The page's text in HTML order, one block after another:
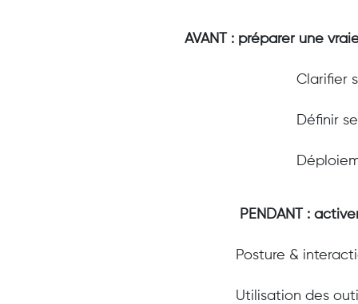
AVANT : préparer une
Clarifier
Définir
PENDANT :
Posture &
Utilisation des